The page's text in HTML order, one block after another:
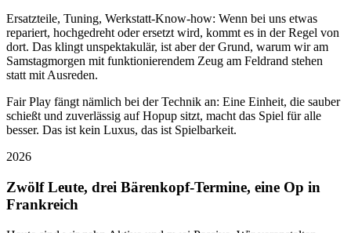
Ersatzteile, Tuning, Werkstatt-Know-how: Wenn bei uns etwas
repariert, hochgedreht oder ersetzt wird, kommt es in der Regel von
dort. Das klingt unspektakulär, ist aber der Grund, warum wir am
Samstagmorgen mit funktionierendem Zeug am Feldrand stehen
statt mit Ausreden.
Fair Play fängt nämlich bei der Technik an: Eine Einheit, die sauber
schießt und zuverlässig auf Hopup sitzt, macht das Spiel für alle
besser. Das ist kein Luxus, das ist Spielbarkeit.
2026
Zwölf Leute, drei Bärenkopf-Termine, eine Op in
Frankreich